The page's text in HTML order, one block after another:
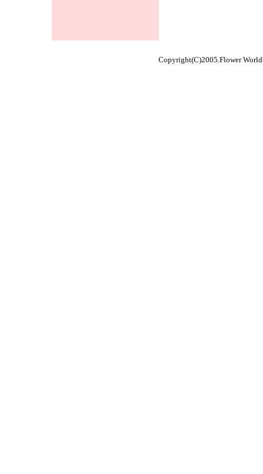
Copyright(C)2005.Flower